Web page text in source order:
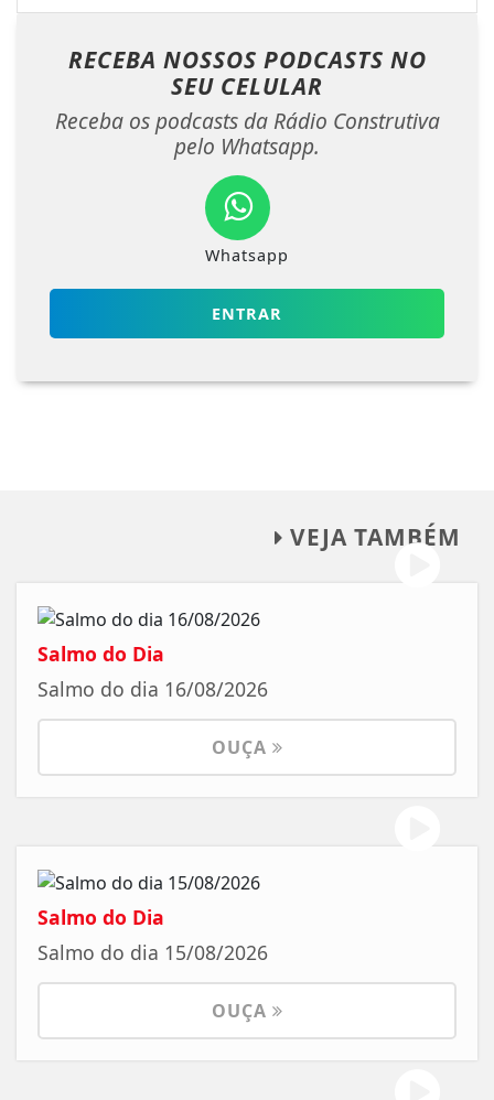
RECEBA NOSSOS PODCASTS NO
SEU CELULAR
Receba os podcasts da Rádio Construtiva
pelo Whatsapp.
Whatsapp
ENTRAR
VEJA TAMBÉM
Salmo do Dia
Salmo do dia 16/08/2026
OUÇA
Salmo do Dia
Salmo do dia 15/08/2026
OUÇA